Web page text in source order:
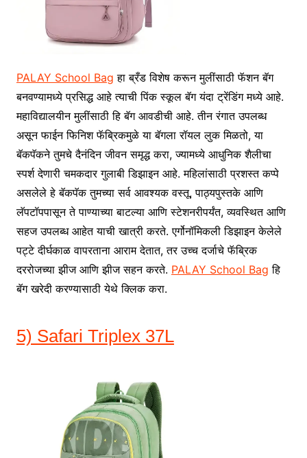
PALAY School Bag हा ब्रँड विशेष करून मुलींसाठी फॅशन बॅग
बनवण्यामध्ये प्रसिद्ध आहे त्याची पिंक स्कूल बॅग यंदा ट्रेंडिंग मध्ये आहे.
महाविद्यालयीन मुलींसाठी हि बॅग आवडीची आहे. तीन रंगात उपलब्ध
असून फाईन फिनिश फॅब्रिकमुळे या बॅगला रॉयल लुक मिळतो, या
बॅकपॅकने तुमचे दैनंदिन जीवन समृद्ध करा, ज्यामध्ये आधुनिक शैलीचा
स्पर्श देणारी चमकदार गुलाबी डिझाइन आहे. महिलांसाठी प्रशस्त कप्पे
असलेले हे बॅकपॅक तुमच्या सर्व आवश्यक वस्तू, पाठ्यपुस्तके आणि
लॅपटॉपपासून ते पाण्याच्या बाटल्या आणि स्टेशनरीपर्यंत, व्यवस्थित आणि
सहज उपलब्ध आहेत याची खात्री करते. एर्गोनॉमिकली डिझाइन केलेले
पट्टे दीर्घकाळ वापरताना आराम देतात, तर उच्च दर्जाचे फॅब्रिक
दररोजच्या झीज आणि झीज सहन करते. PALAY School Bag हि
बॅग खरेदी करण्यासाठी येथे क्लिक करा.
5) Safari Triplex 37L